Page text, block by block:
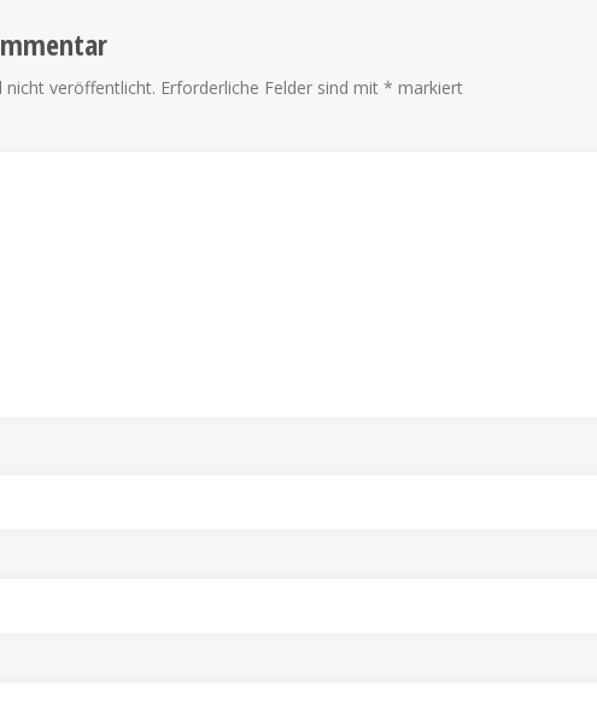
nicht veröffentlicht. Erforderliche Felder sind mit * markiert